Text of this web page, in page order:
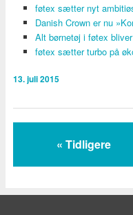
føtex sætter nyt
Danish Crown er nu
Alt børnetøj i føtex
føtex sætter turbo på
13. juli 2015
« Tidligere